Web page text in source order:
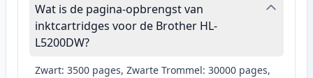
Wat is de pagina-opbrengst van
inktcartridges voor de Brother HL-
L5200DW?
Zwart: 3500 pages, Zwarte Trommel: 30000 pages,